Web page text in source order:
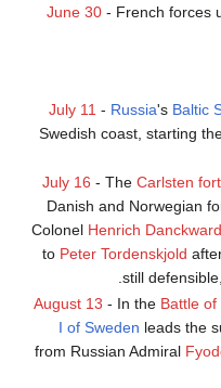
June 30- French forces
July 11 - Russia's Baltic
Swedish coast, starting
July 16 - The Carlsten
Danish and Norwegian
Colonel Henrich
to Peter Tordenskjold
still
August 13 - In the Battle of
I of Sweden leads the
from Russian Admiral